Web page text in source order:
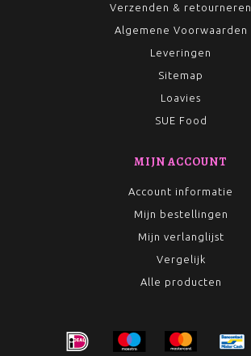
Verzenden & retourneren
Algemene Voorwaarden
Leveringen
Sitemap
Loavies
SUE Food
MIJN ACCOUNT
Account informatie
Mijn bestellingen
Mijn verlanglijst
Vergelijk
Alle producten